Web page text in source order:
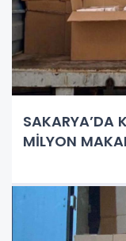
SAKARYA’DA
MİLYON